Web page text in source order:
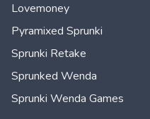
Lovemoney
Pyramixed Sprunki
Sprunki Retake
Sprunked Wenda
Sprunki Wenda Games